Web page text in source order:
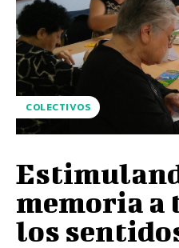
COLECTIVOS
memoria a
los